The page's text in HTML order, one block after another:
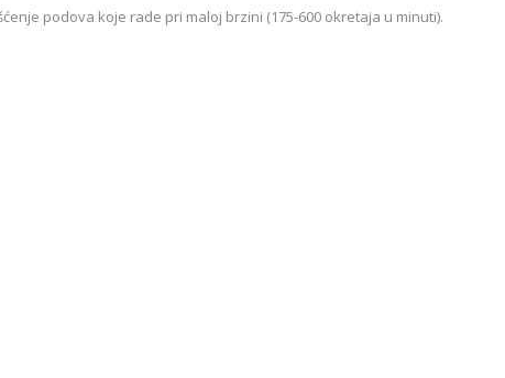
podova koje rade pri maloj brzini (175-600 okretaja u minuti).